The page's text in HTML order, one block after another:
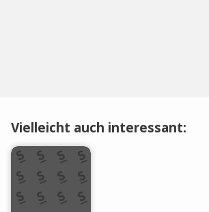
Vielleicht auch interessant: